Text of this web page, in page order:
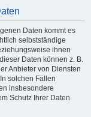
Daten kommt es
selbstständige
ihnen
Daten können z. B.
Anbieter von Diensten
solchen Fällen
insbesondere
Schutz Ihrer Daten